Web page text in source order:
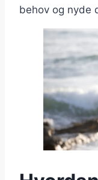
behov og nyde